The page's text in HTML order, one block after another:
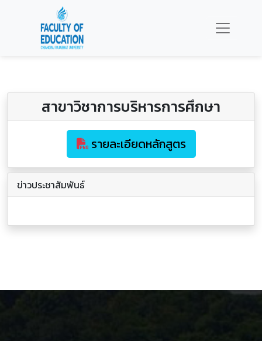
สาขาวิชาการบริหารการศึกษา
รายละเอียดหลักสูตร
ข่าวประชาสัมพันธ์